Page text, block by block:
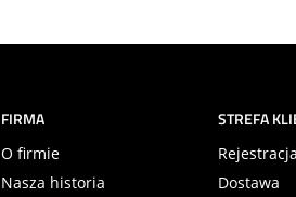
FIRMA
O firmie
Nasza historia
STREFA
Dostawa